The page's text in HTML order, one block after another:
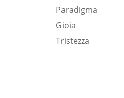
Paradigma
Gioia
Tristezza